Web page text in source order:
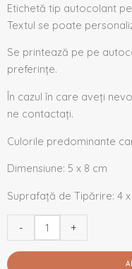
Etichetă tip autocolant
Textul se poate
Se printează pe pe
preferințe.
În cazul în care aveți
ne contactați.
Culorile predominante
Dimensiune: 5 x 8 cm
Suprafață de Tipărire: 4 x
- +